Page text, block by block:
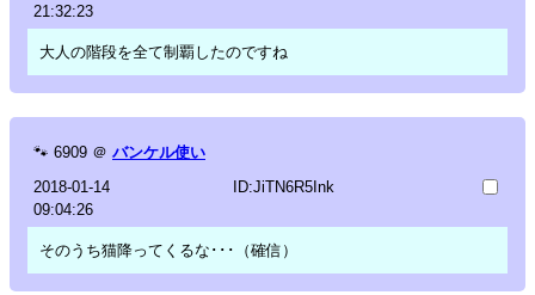
21:32:23
大人の階段を全て制覇したのですね
🐾 6909 ＠ バンケル使い
2018-01-14
09:04:26
ID:JiTN6R5Ink
そのうち猫降ってくるな･･･（確信）